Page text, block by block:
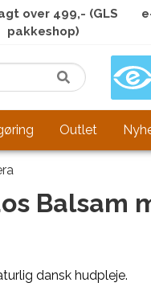
over 499,- (GLS
pakkeshop)
Outlet
Balsam
dansk hudpleje.